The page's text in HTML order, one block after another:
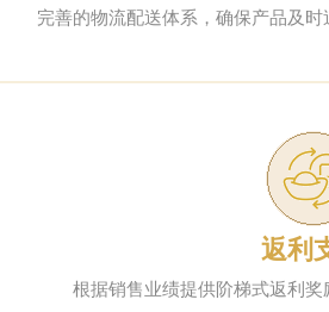
完善的物流配送体系，确保产品及
返利
根据销售业绩提供阶梯式返利